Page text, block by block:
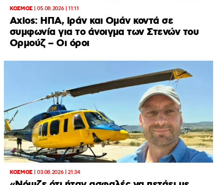
ΚΟΣΜΟΣ| 05.08.2026 | 11:11
Axios: ΗΠΑ, Ιράν και Ομάν κοντά σε
συμφωνία για το άνοιγμα των Στενών του
Ορμούζ – Οι όροι
ΚΟΣΜΟΣ| 03.08.2026 | 21:34